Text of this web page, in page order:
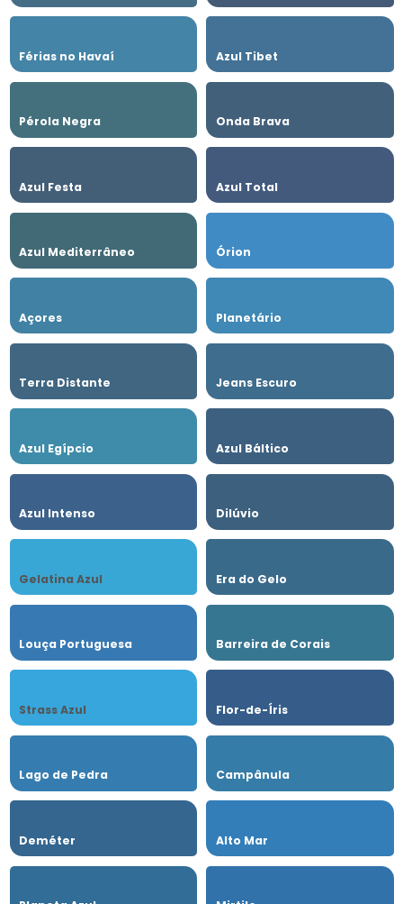
Férias no Havaí Azul Tibet
Pérola Negra Onda Brava
Azul Festa Azul Total
Azul Mediterrâneo Órion
Açores Planetário
Terra Distante Jeans Escuro
Azul Egípcio Azul Báltico
Azul Intenso Dilúvio
Gelatina Azul Era do Gelo
Louça Portuguesa Barreira de Corais
Strass Azul Flor-de-Íris
Lago de Pedra Campânula
Deméter Alto Mar